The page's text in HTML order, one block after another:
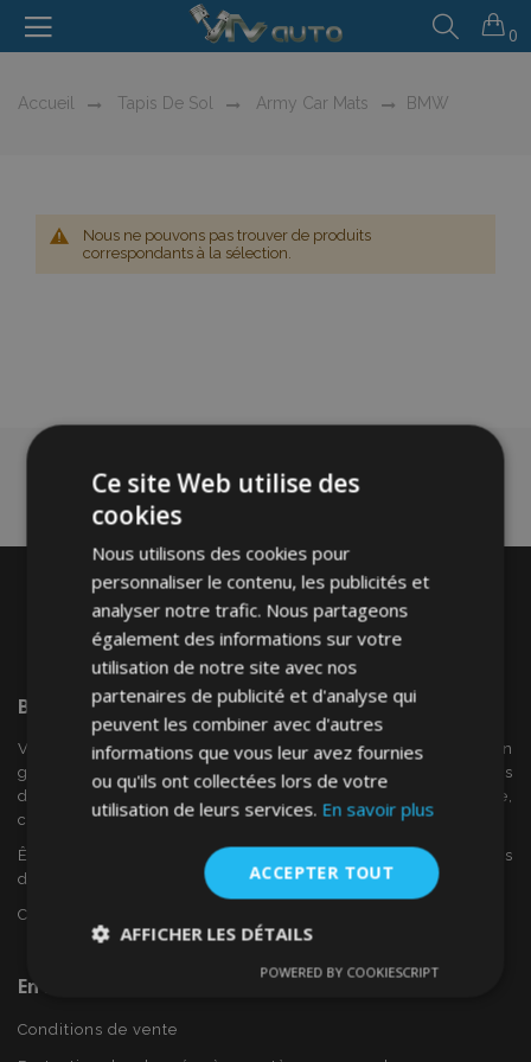
0
Accueil Tapis De Sol Army Car Mats BMW
Nous ne pouvons pas trouver de produits
correspondants à la sélection.
Bienvenue SurVTVAuto
VTV voiture est un détaillant européen et fournisseur en
gros d'accessoires automobiles tels que:. les enjoliveurs, les
déflecteurs de vent, housses de siège, tapis de voiture,
couvertures de chrome et cadres ...
Êtes-vous intéressé par dropshipping ou voulez-vous
devenir notre partenaire?
Contactez-nous dès aujourd'hui!
En Savoir Plus Sur VTVAuto
Conditions de vente
Ce site Web utilise des
cookies
Nous utilisons des cookies pour
personnaliser le contenu, les publicités et
analyser notre trafic. Nous partageons
également des informations sur votre
utilisation de notre site avec nos
partenaires de publicité et d'analyse qui
peuvent les combiner avec d'autres
informations que vous leur avez fournies
ou qu'ils ont collectées lors de votre
utilisation de leurs services. En savoir plus
ACCEPTER TOUT
AFFICHER LES DÉTAILS
Performance Ciblage
POWERED BY COOKIESCRIPT